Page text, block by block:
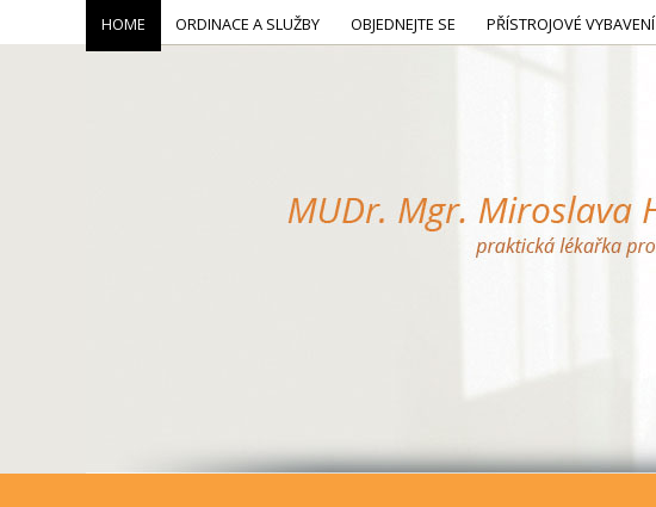
HOME ORDINACE A SLUŽBY OBJEDNEJTE SE PŘÍSTROJOVÉ VYBAVENÍ